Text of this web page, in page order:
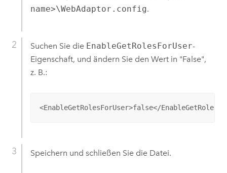
name>\WebAdaptor.config.
Suchen Sie die EnableGetRolesForUser-
Eigenschaft, und ändern Sie den Wert in "False",
z. B.:
<EnableGetRolesForUser>false</
Speichern und schließen Sie die Datei.